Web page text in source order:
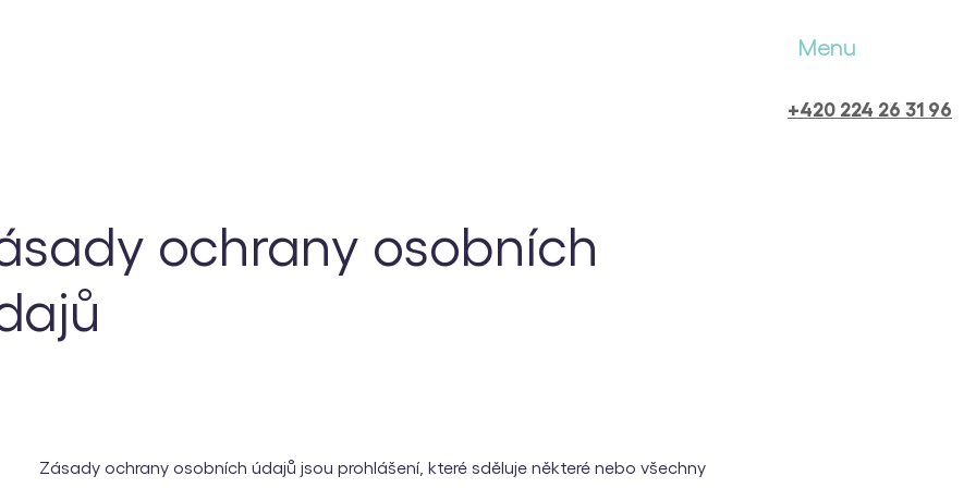
Menu
+420 224 26 31 96
ochrany osobních
Zásady ochrany osobních údajů jsou prohlášení, které sděluje některé nebo všechny